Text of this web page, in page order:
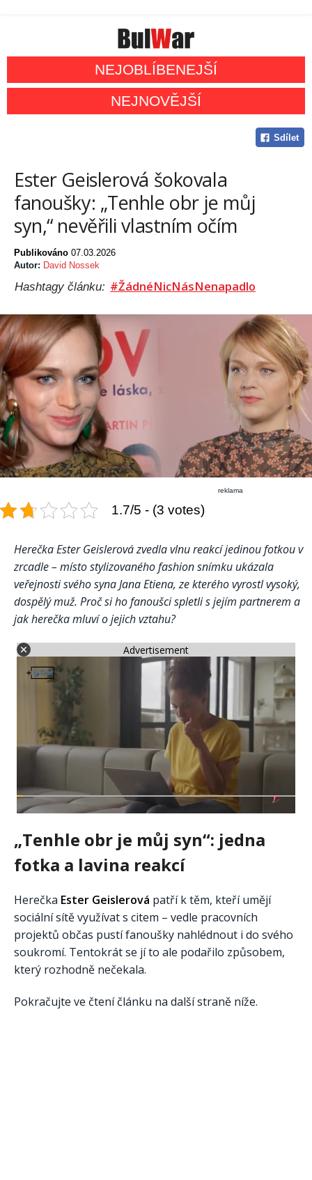
NEJOBLÍBENEJŠÍ
NEJNOVĚJŠÍ
Sdílet
Ester Geislerová šokovala
fanoušky: „Tenhle obr je můj
syn,“ nevěřili vlastním očím
Publikováno 07.03.2026
Autor: David Nossek
Hashtagy článku: #ŽádnéNicNásNenapadlo
reklama
1.7/5 - (3 votes)
Herečka Ester Geislerová zvedla vlnu reakcí jedinou fotkou v
zrcadle – místo stylizovaného fashion snímku ukázala
veřejnosti svého syna Jana Etiena, ze kterého vyrostl vysoký,
dospělý muž. Proč si ho fanoušci spletli s jejím partnerem a
jak herečka mluví o jejich vztahu?
Advertisement
„Tenhle obr je můj syn“: jedna
fotka a lavina reakcí
Herečka Ester Geislerová patří k těm, kteří umějí
sociální sítě využívat s citem – vedle pracovních
projektů občas pustí fanoušky nahlédnout i do svého
soukromí. Tentokrát se jí to ale podařilo způsobem,
který rozhodně nečekala.
Pokračujte ve čtení článku na další straně níže.